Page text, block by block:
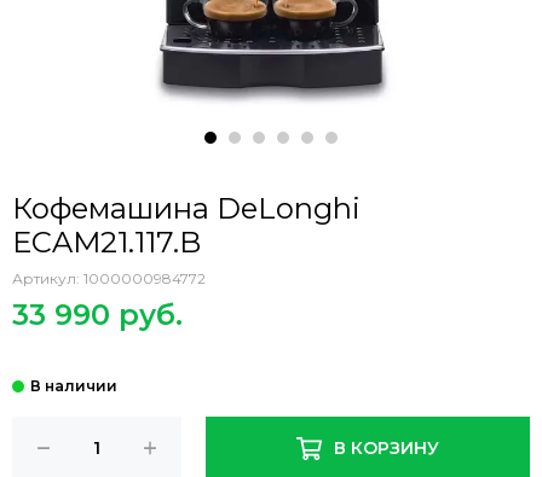
Кофемашина DeLonghi
ECAM21.117.B
Артикул: 1000000984772
33 990 руб.
В КОРЗИНУ